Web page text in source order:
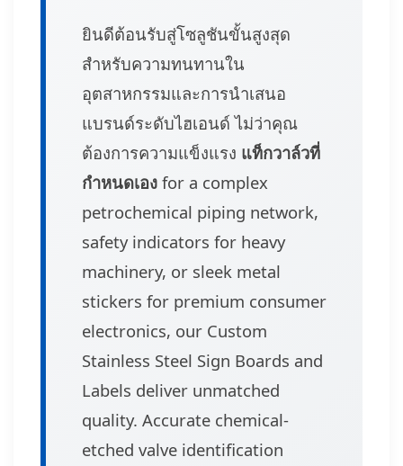
ยินดีต้อนรับสู่โซลูชันขั้นสูงสุด
สำหรับความทนทานใน
อุตสาหกรรมและการนำเสนอ
แบรนด์ระดับไฮเอนด์ ไม่ว่าคุณ
ต้องการความแข็งแรง แท็กวาล์วที่
กำหนดเอง for a complex
petrochemical piping network,
safety indicators for heavy
machinery, or sleek metal
stickers for premium consumer
electronics, our Custom
Stainless Steel Sign Boards and
Labels deliver unmatched
quality. Accurate chemical-
etched valve identification